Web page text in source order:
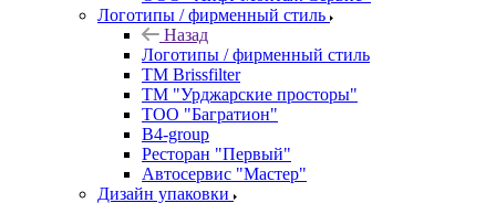
Логотипы / фирменный стиль
Назад
Логотипы / фирменный стиль
TM Brissfilter
ТМ "Урджарские просторы"
ТОО "Багратион"
B4-group
Ресторан "Первый"
Автосервис "Мастер"
Дизайн упаковки